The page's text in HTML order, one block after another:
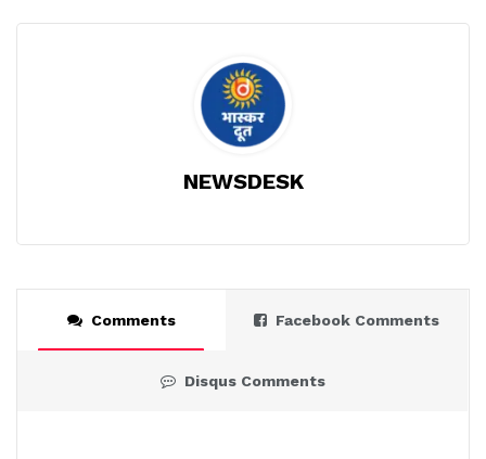
NEWSDESK
Comments Facebook Comments
Disqus Comments